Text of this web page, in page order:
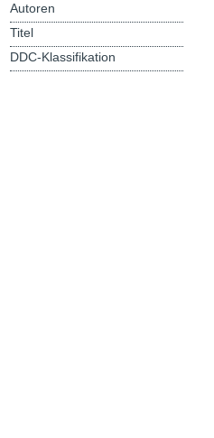
Autoren
Titel
DDC-Klassifikation